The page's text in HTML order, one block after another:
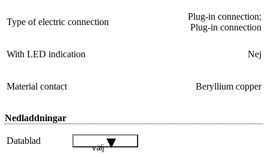
Type of electric connection
Plug-in connection;
Plug-in connection
With LED indication Nej
Material contact Beryllium copper
Nedladdningar
Datablad
välj